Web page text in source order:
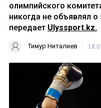
олимпийского
никогда не объявлял
передает Ulyssport.kz.
Тимур Ниталиев